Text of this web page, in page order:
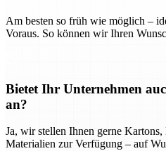
Am besten so früh wie möglich –
Voraus. So können wir Ihren
Bietet Ihr Unternehmen
an?
Ja, wir stellen Ihnen gerne
Materialien zur Verfügung – auf